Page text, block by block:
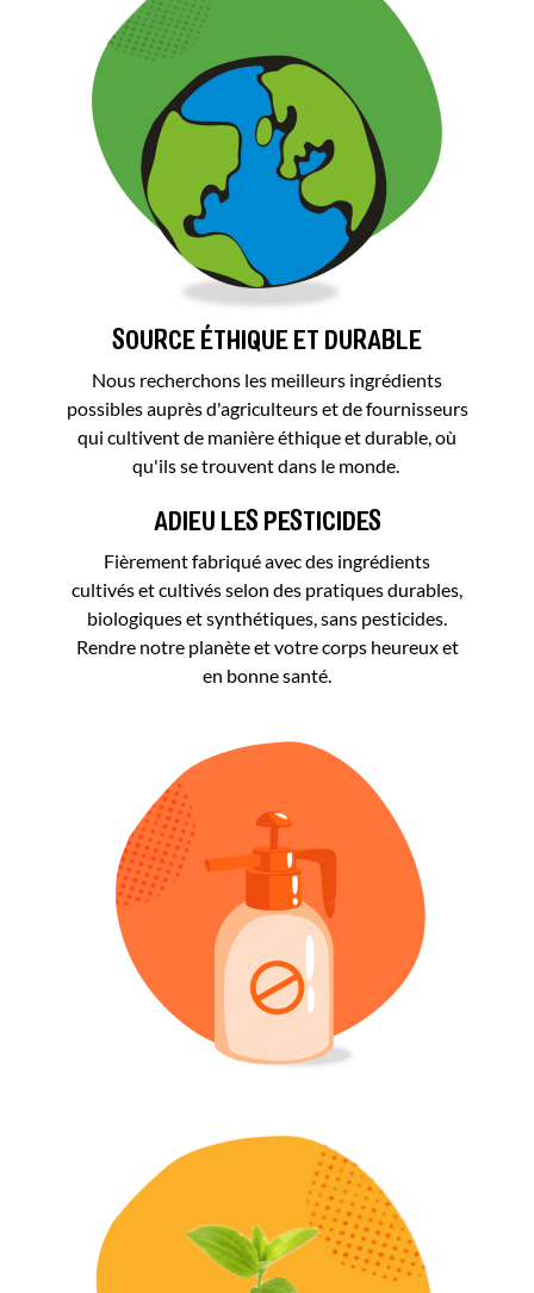
SOURCE ÉTHIQUE ET DURABLE
Nous recherchons les meilleurs ingrédients
possibles auprès d'agriculteurs et de fournisseurs
qui cultivent de manière éthique et durable, où
qu'ils se trouvent dans le monde.
ADIEU LES PESTICIDES
Fièrement fabriqué avec des ingrédients
cultivés et cultivés selon des pratiques durables,
biologiques et synthétiques, sans pesticides.
Rendre notre planète et votre corps heureux et
en bonne santé.